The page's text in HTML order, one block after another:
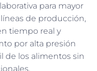
para mayor
de producción,
tiempo real y
por alta presión
de los alimentos sin